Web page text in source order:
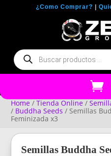
¿Como Comprar?
Búsqueda
de
productos
Home /Tienda Online /
/ Buddha Seeds / Semillas
Feminizada x3
Semillas Buddha